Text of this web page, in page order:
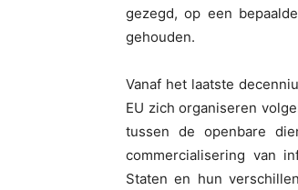
gezegd, op een
gehouden.
Vanaf het laatste
EU zich organiseren
tussen de openbare
commercialisering van
Staten en hun